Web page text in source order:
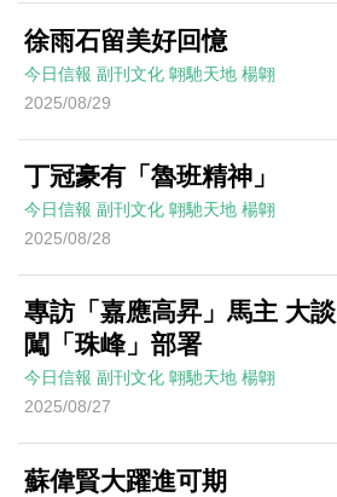
徐雨石留美好回憶
今日信報 副刊文化 翺馳天地 楊翺
2025/08/29
丁冠豪有「魯班精神」
今日信報 副刊文化 翺馳天地 楊翺
2025/08/28
專訪「嘉應高昇」馬主 大談
闖「珠峰」部署
今日信報 副刊文化 翺馳天地 楊翺
2025/08/27
蘇偉賢大躍進可期